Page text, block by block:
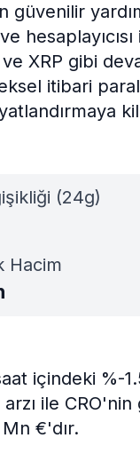
XRP gibi
itibari
(24g)
Hacim
içindeki %-
ile
€'dır.